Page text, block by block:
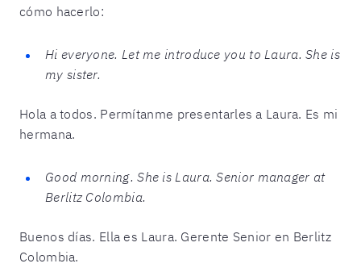
cómo hacerlo:
Hi everyone. Let me introduce you to Laura. She is
my sister.
Hola a todos. Permítanme presentarles a Laura. Es mi
hermana.
Good morning. She is Laura. Senior manager at
Berlitz Colombia.
Buenos días. Ella es Laura. Gerente Senior en Berlitz
Colombia.